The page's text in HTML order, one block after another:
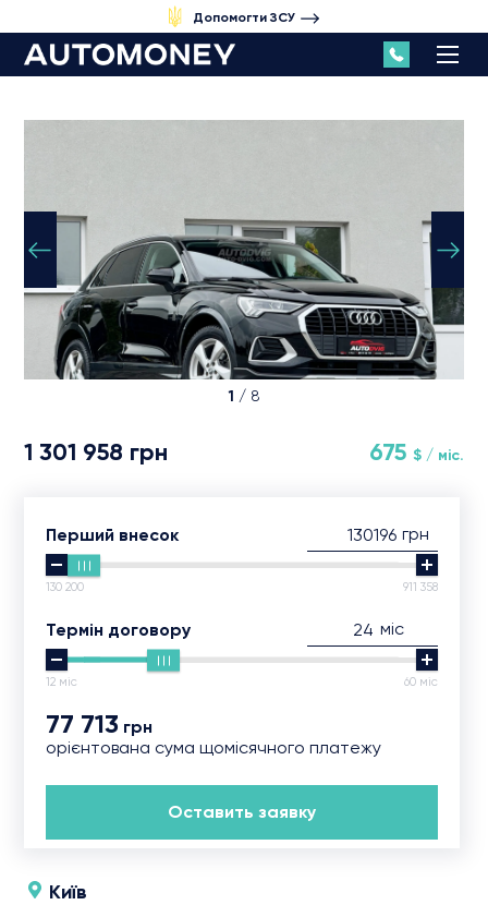
Допомогти ЗСУ
1 / 8
1 301 958 грн 675 $ / міс.
Перший внесок грн
130 200 911 358
Термін договору міс
12 міс 60 міс
77 713 грн
орієнтована сума щомісячного платежу
Оставить заявку
Київ